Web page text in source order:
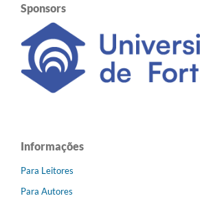
Sponsors
Informações
Para Leitores
Para Autores